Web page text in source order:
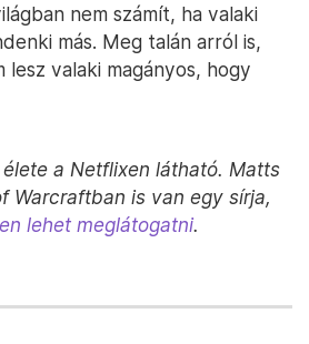
nem számít, ha valaki
más. Meg talán arról is,
lesz valaki magányos, hogy
a Netflixen látható. Matts
Warcraftban is van egy sírja,
lehet meglátogatni.